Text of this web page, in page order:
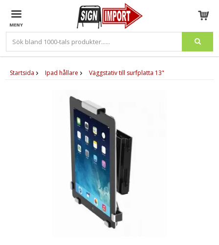
Produkten har blivit tillagd i varukorgen
Startsida Ipad hållare Väggstativ till surfplatta 13"